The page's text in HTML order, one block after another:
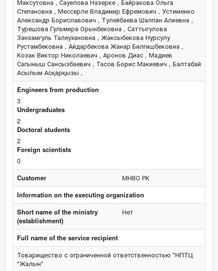
Максутовна , Сауелова Назерке , Байракова Ольга
Степановна , Мессерле Владимир Ефремович , Устименко
Александр Бориславович , Тулейбаева Шалпан Алиевна ,
Турешова Гульмира Орынбековна , Саттыгулова
Занзамгуль Талеухановна , Жаксыбекова Нурсулу
Рустамбековна , Айдарбекова Жанар Билгишбековна ,
Козак Виктор Николаевич , Аронов Диас , Мадиев
Сагыныш Сансызбаевич , Тасов Борис Макиевич , Балтабай
Асылым Асқарқызы ,
Engineers from production
3
Undergraduates
2
Doctoral students
2
Foreign scientists
0
Customer
МНВО РК
Information on the executing organization
Short name of the ministry
(establishment)
Нет
Full name of the service recipient
Товарищество с ограниченной ответственностью "НПТЦ
"Жалын"